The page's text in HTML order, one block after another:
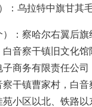
：乌拉特中旗甘其
：察哈尔右翼后
音察干镇旧文化
商务有限责任公
干镇曹家村，白
小区以北、铁路